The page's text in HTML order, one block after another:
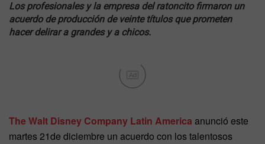
Los profesionales y la empresa del ratoncito firmaron un
acuerdo de producción de veinte títulos que prometen
hacer delirar a grandes y a chicos.
Ad
The Walt Disney Company Latin America anunció este
martes 21de diciembre un acuerdo con los talentosos